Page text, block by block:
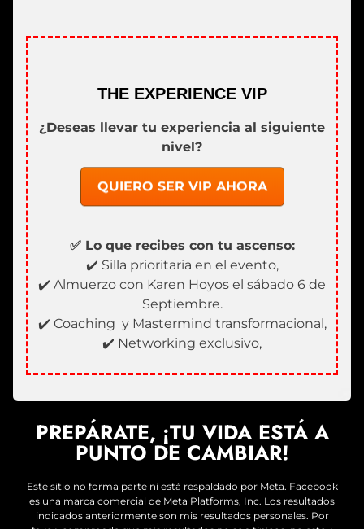
THE EXPERIENCE VIP
¿Deseas llevar tu experiencia al siguiente
nivel?
QUIERO SER VIP AHORA
✅ Lo que recibes con tu ascenso:
✔️ Silla prioritaria en el evento,
✔️ Almuerzo con Karen Hoyos el sábado 6 de
Septiembre.
✔️ Coaching y Mastermind transformacional,
✔️ Networking exclusivo,
PREPÁRATE, ¡TU VIDA ESTÁ A
PUNTO DE CAMBIAR!
Este sitio no forma parte ni está respaldado por Meta. Facebook
es una marca comercial de Meta Platforms, Inc. Los resultados
indicados anteriormente son mis resultados personales. Por